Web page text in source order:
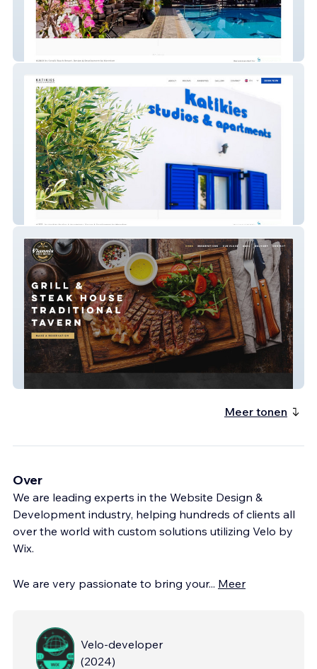
Katikies Studios
Meer tonen
Over
We are leading experts in the Website Design &
Development industry, helping hundreds of clients all
over the world with custom solutions utilizing Velo by
Wix.
We are very passionate to bring your... Meer
Velo-developer
(2024)